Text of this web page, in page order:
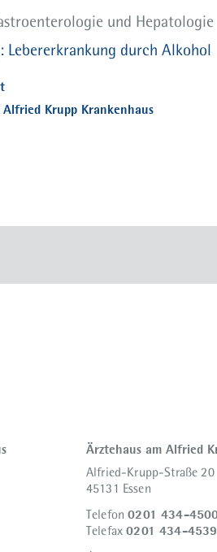
und Hepatologie
Lebererkrankung durch Alkohol
Krupp Krankenhaus
Ärztehaus am Alfried
Alfried-Krupp-Straße 20
45131 Essen
Telefon0201 434-
Telefax0201 434-4539